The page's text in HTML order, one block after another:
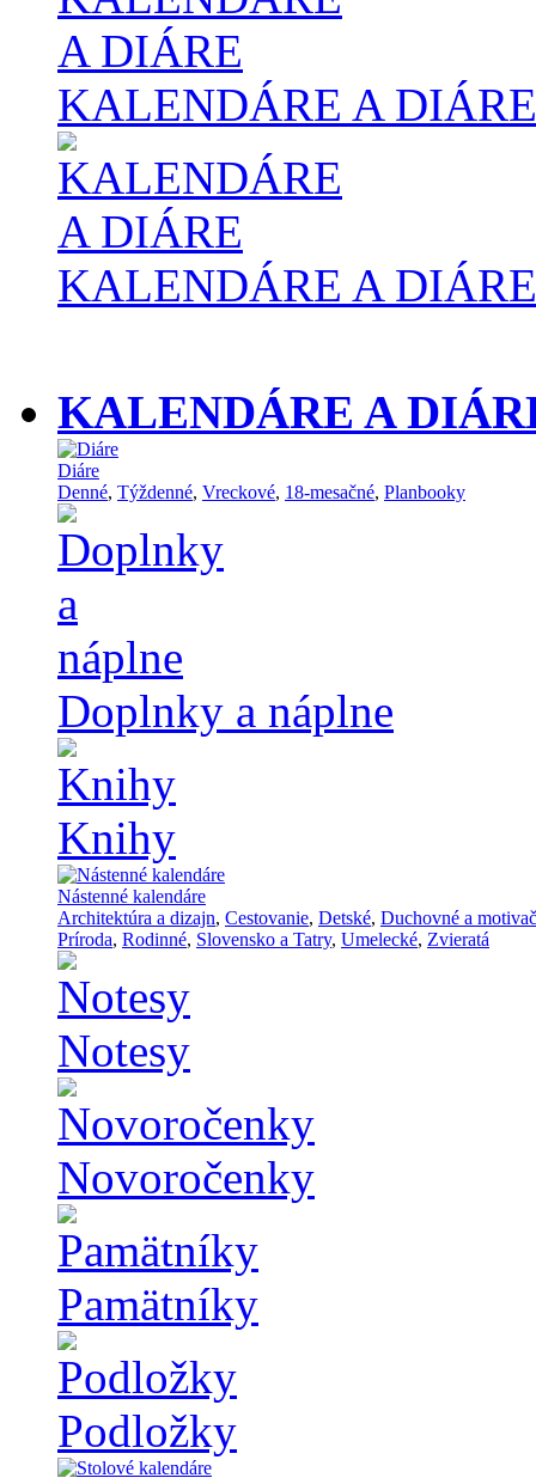
KALENDÁRE A DIÁRE
KALENDÁRE A DIÁRE
KALENDÁRE A
Diáre
Denné, Týždenné, Vreckové, 18-mesačné, Planbooky
Doplnky a náplne
Knihy
Nástenné kalendáre
Architektúra a dizajn, Cestovanie, Detské, Duchovné a
Príroda, Rodinné, Slovensko a Tatry, Umelecké, Zvieratá
Notesy
Novoročenky
Pamätníky
Podložky